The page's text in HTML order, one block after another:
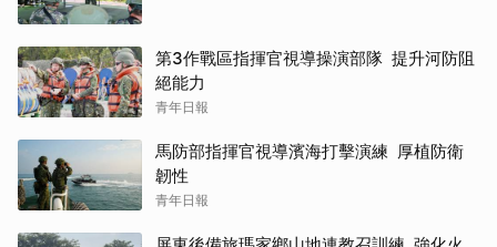
第3作戰區指揮官視導操演部隊 提升河防阻
絕能力
青年日報
馬防部指揮官視導濱海打擊演練 厚植防衛
韌性
青年日報